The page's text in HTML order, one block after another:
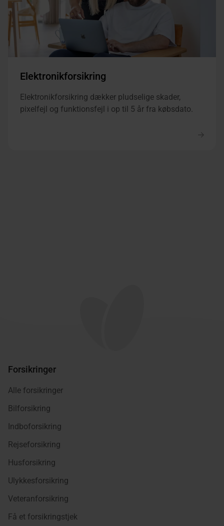
Elektronikforsikring
Elektronikforsikring dækker pludselige skader,
pixelfejl og funktionsfejl i op til 5 år fra købsdato.
Forsikringer
Alle forsikringer
Bilforsikring
Indboforsikring
Rejseforsikring
Husforsikring
Ulykkesforsikring
Veteranforsikring
Få et forsikringstjek